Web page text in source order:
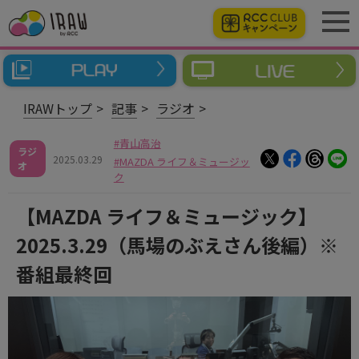
IRAWトップ 記事 ラジオ
ラジ
オ
2025.03.29
青山高治
MAZDA ライフ＆ミュージッ
ク
【MAZDA ライフ＆ミュージック】
2025.3.29（馬場のぶえさん後編）※
番組最終回